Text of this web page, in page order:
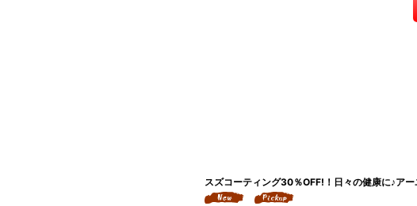
スズコーティング30％OFF!！日々の健康に♪ア